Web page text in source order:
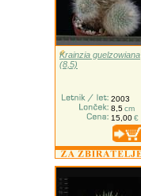
Krainzia guelzowiana
(8,5)
2003
8,5cm
15,00€